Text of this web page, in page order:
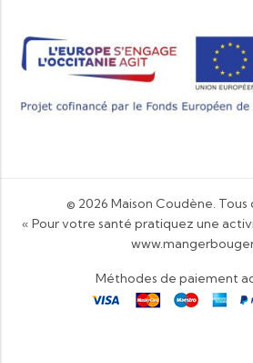
© 2026 Maison Coudène. Tous
« Pour votre santé pratiquez une
Méthodes de paiement